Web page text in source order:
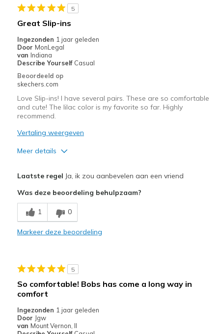
Going Out
Sizing
Feels true to size
View On Shoes
5
Great Slip-ins
Ingezonden 1 jaar geleden
Door MonLegal
van Indiana
Describe Yourself Casual
Beoordeeld op
skechers.com
Love Slip-ins! I have several pairs. These are so comfortable
and cute! The lilac color is my favorite so far. Highly
recommend.
Vertaling weergeven
Meer details
Comfortable
Love the lilac color
Casual Wear
Travel
Width
Feels true to width
Sizing
Laatste regel Ja, ik zou aanbevelen aan een vriend
Was deze beoordeling behulpzaam?
1 0
Markeer deze beoordeling
5
So comfortable! Bobs has come a long way in
comfort
Ingezonden 1 jaar geleden
Door Jgw
van Mount Vernon, Il